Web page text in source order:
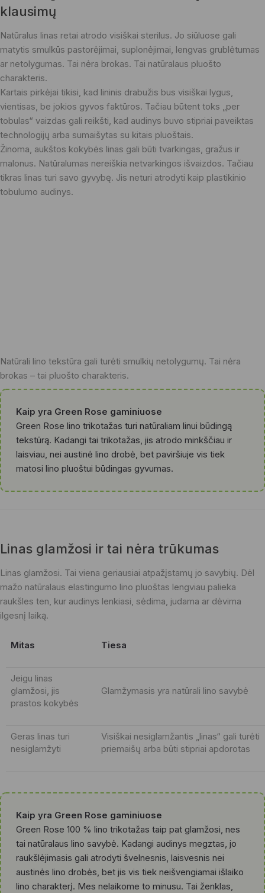
klausimų
Natūralus linas retai atrodo visiškai sterilus. Jo siūluose gali
matytis smulkūs pastorėjimai, suplonėjimai, lengvas grublėtumas
ar netolygumas. Tai nėra brokas. Tai natūralaus pluošto
charakteris.
Kartais pirkėjai tikisi, kad lininis drabužis bus visiškai lygus,
vientisas, be jokios gyvos faktūros. Tačiau būtent toks „per
tobulas“ vaizdas gali reikšti, kad audinys buvo stipriai paveiktas
technologijų arba sumaišytas su kitais pluoštais.
Žinoma, aukštos kokybės linas gali būti tvarkingas, gražus ir
malonus. Natūralumas nereiškia netvarkingos išvaizdos. Tačiau
tikras linas turi savo gyvybę. Jis neturi atrodyti kaip plastikinio
tobulumo audinys.
Natūrali lino tekstūra gali turėti smulkių netolygumų. Tai nėra
brokas – tai pluošto charakteris.
Kaip yra Green Rose gaminiuose
Green Rose lino trikotažas turi natūraliam linui būdingą
tekstūrą. Kadangi tai trikotažas, jis atrodo minkščiau ir
laisviau, nei austinė lino drobė, bet paviršiuje vis tiek
matosi lino pluoštui būdingas gyvumas.
Linas glamžosi ir tai nėra trūkumas
Linas glamžosi. Tai viena geriausiai atpažįstamų jo savybių. Dėl
mažo natūralaus elastingumo lino pluoštas lengviau palieka
raukšles ten, kur audinys lenkiasi, sėdima, judama ar dėvima
ilgesnį laiką.
Mitas Tiesa
Jeigu linas
glamžosi, jis
prastos kokybės
Glamžymasis yra natūrali lino savybė
Geras linas turi
nesiglamžyti
Visiškai nesiglamžantis „linas“ gali turėti
priemaišų arba būti stipriai apdorotas
Kaip yra Green Rose gaminiuose
Green Rose 100 % lino trikotažas taip pat glamžosi, nes
tai natūralaus lino savybė. Kadangi audinys megztas, jo
raukšlėjimasis gali atrodyti švelnesnis, laisvesnis nei
austinės lino drobės, bet jis vis tiek neišvengiamai išlaiko
lino charakterį. Mes nelaikome to minusu. Tai ženklas,